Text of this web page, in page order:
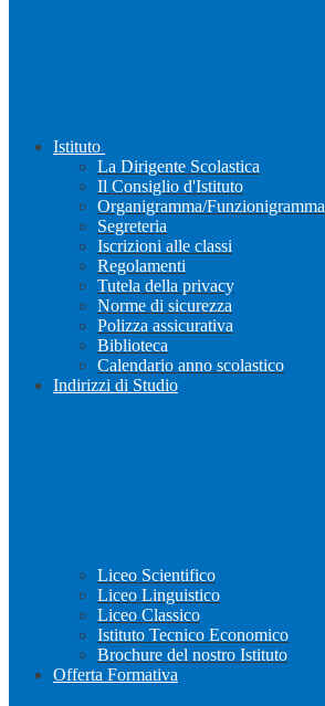
Istituto
La Dirigente Scolastica
Il Consiglio d'Istituto
Organigramma/Funzionigramma
Segreteria
Iscrizioni alle classi
Regolamenti
Tutela della privacy
Norme di sicurezza
Polizza assicurativa
Biblioteca
Calendario anno scolastico
Indirizzi di Studio
Liceo Scientifico
Liceo Linguistico
Liceo Classico
Istituto Tecnico Economico
Brochure del nostro Istituto
Offerta Formativa